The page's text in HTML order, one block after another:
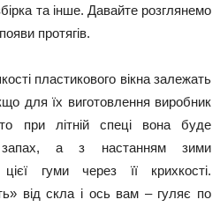
та інше. Давайте розглянемо
протягів.
пластикового вікна залежать
для їх виготовлення виробник
при літній спеці вона буде
запах, а з настанням зими
гуми через її крихкості.
від скла і ось вам – гуляє по